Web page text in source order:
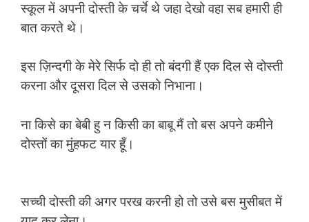
स्कूल में अपनी दोस्ती के चर्चे थे जहा देखो वहा सब हमारी ही
बात करते थे।
इस ज़िन्दगी के मेरे सिर्फ दो ही तो बंदगी हैं एक दिल से दोस्ती
करना और दूसरा दिल से उसको निभाना।
ना किसे का बेबी हु न किसी का बाबू मैं तो बस अपने कमीने
दोस्तों का मुंहफट यार हूँ।
सच्ची दोस्ती की अगर परख करनी हो तो उसे बस मुसीबत में